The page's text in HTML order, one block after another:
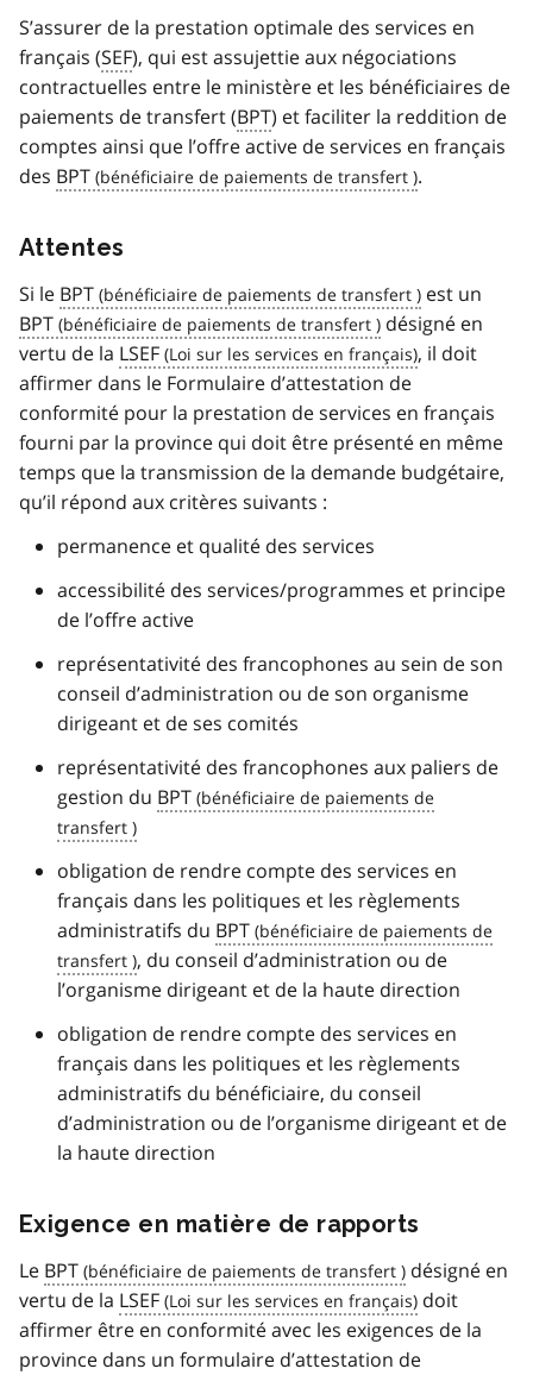
S’assurer de la prestation optimale des services en
français (SEF), qui est assujettie aux négociations
contractuelles entre le ministère et les bénéficiaires de
paiements de transfert (BPT) et faciliter la reddition de
comptes ainsi que l’offre active de services en français
des BPT .
Attentes
Si le BPT
est un
BPT
désigné en
vertu de la LSEF
, il doit
affirmer dans le Formulaire d’attestation de
conformité pour la prestation de services en français
fourni par la province qui doit être présenté en même
temps que la transmission de la demande budgétaire,
qu’il répond aux critères suivants :
permanence et qualité des services
accessibilité des services/programmes et principe
de l’offre active
représentativité des francophones au sein de son
conseil d’administration ou de son organisme
dirigeant et de ses comités
représentativité des francophones aux paliers de
gestion du BPT
obligation de rendre compte des services en
français dans les politiques et les règlements
administratifs du BPT
, du conseil d’administration ou de
l’organisme dirigeant et de la haute direction
obligation de rendre compte des services en
français dans les politiques et les règlements
administratifs du bénéficiaire, du conseil
d’administration ou de l’organisme dirigeant et de
la haute direction
Exigence en matière de rapports
Le BPT
désigné en
vertu de la LSEF
doit
affirmer être en conformité avec les exigences de la
province dans un formulaire d’attestation de